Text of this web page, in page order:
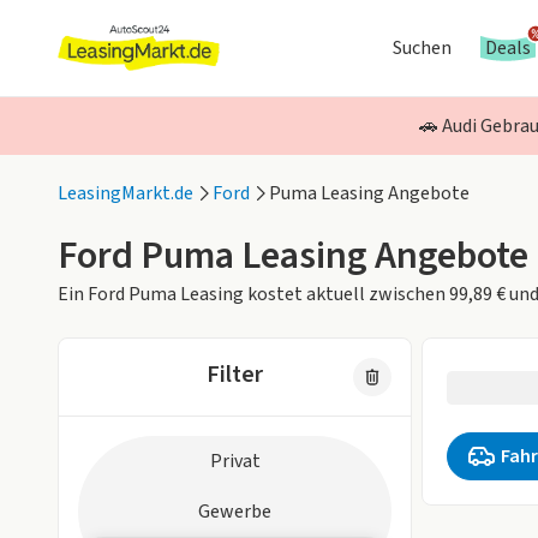
Suchen Deals
🚗 Audi
LeasingMarkt.de Ford Puma Leasing Angebote
Ford Puma Leasing Angebote
Ein Ford Puma Leasing kostet aktuell zwischen 99,89 €
Filter
Privat
Gewerbe
0
1 aktiver